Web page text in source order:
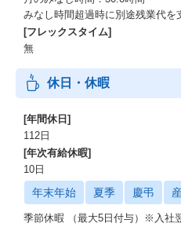
・手挙げ型研修(ビジネススキル
・階層別研修（1年目、3年目、リ
■女性活躍推進プロジェクト
ダイバーシティ推進の取り組み
在的な女性活躍における問題・課
業成長や社会的価値向上に繋げ
ト。
最終的には、これまで以上に性別
員が活躍できる会社になるための
みなし時間超過時に別途残業代を
[フレックスタイム]
無
休日・休暇
[年間休日]
112日
[年次有給休暇]
10日
年末年始 夏季 慶弔
季節休暇 （最大5日付与）※入社